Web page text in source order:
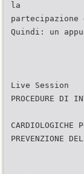
la
Quindi: un
Live Session
PROCEDURE DI
CARDIOLOGICHE
PREVENZIONE